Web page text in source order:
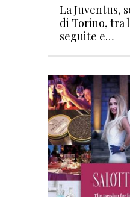
La Juventus,
di Torino, tra
seguite e…